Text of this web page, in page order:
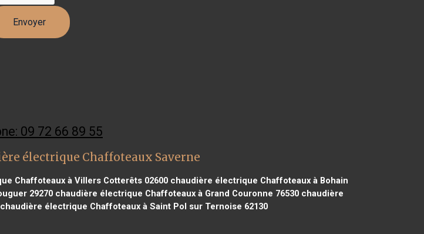
09 72 66 89 55
électrique Chaffoteaux Saverne
Chaffoteaux à Villers Cotterêts 02600 chaudière électrique Chaffoteaux à Bohain
29270 chaudière électrique Chaffoteaux à Grand Couronne 76530 chaudière
électrique Chaffoteaux à Saint Pol sur Ternoise 62130